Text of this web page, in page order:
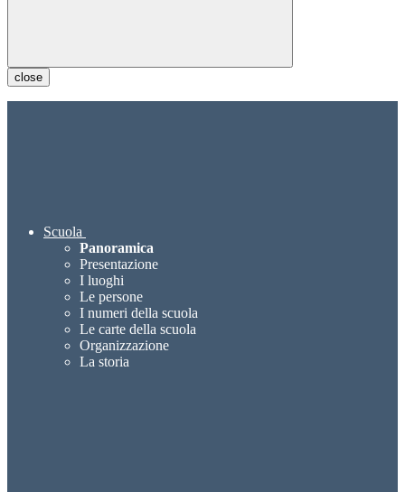
close
Scuola
Panoramica
Presentazione
I luoghi
Le persone
I numeri della scuola
Le carte della scuola
Organizzazione
La storia